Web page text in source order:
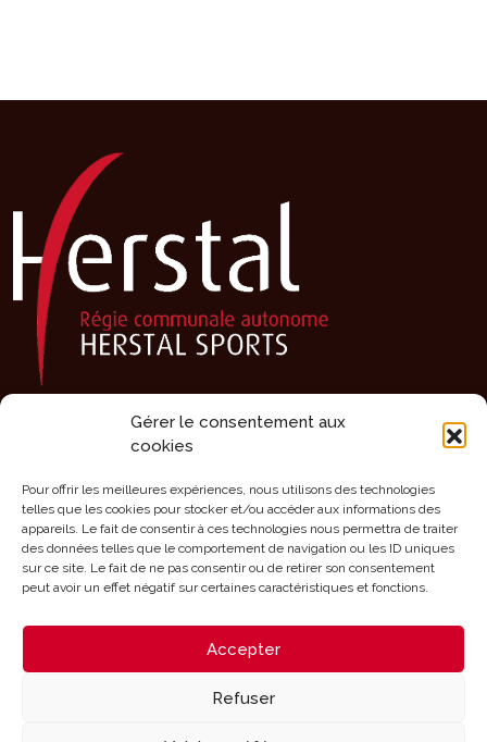
Gérer le consentement aux
cookies
Pour offrir les meilleures expériences, nous utilisons des technologies
telles que les cookies pour stocker et/ou accéder aux informations des
appareils. Le fait de consentir à ces technologies nous permettra de traiter
des données telles que le comportement de navigation ou les ID uniques
sur ce site. Le fait de ne pas consentir ou de retirer son consentement
peut avoir un effet négatif sur certaines caractéristiques et fonctions.
Accepter
Refuser
Présentation
Agenda
Clubs sportifs
Infrastructures
Mérites
Aides